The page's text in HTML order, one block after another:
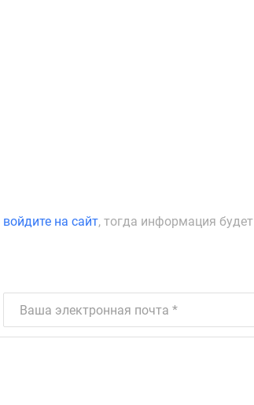
войдите на сайт, тогда информация будет